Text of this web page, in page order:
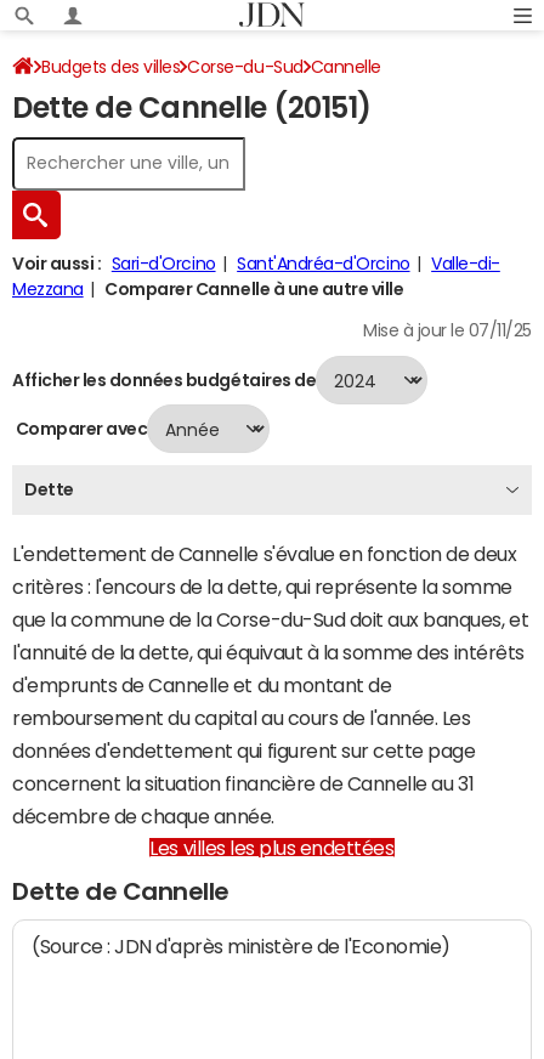
Budgets des villes Corse-du-Sud Cannelle
Dette au 31/12/2024
Dette de Cannelle (20151)
Voir aussi : Sari-d'Orcino Sant'Andréa-d'Orcino
Valle-di-
Mezzana
Comparer Cannelle à une autre ville
Mise à jour le 07/11/25
Afficher les données budgétaires de
Comparer avec
Dette
L'endettement de Cannelle s'évalue en fonction de deux
critères : l'encours de la dette, qui représente la somme
que la commune de la Corse-du-Sud doit aux banques, et
l'annuité de la dette, qui équivaut à la somme des intérêts
d'emprunts de Cannelle et du montant de
remboursement du capital au cours de l'année. Les
données d'endettement qui figurent sur cette page
concernent la situation financière de Cannelle au 31
décembre de chaque année.
Les villes les plus endettées
Dette de Cannelle
(Source : JDN d'après ministère de l'Economie)